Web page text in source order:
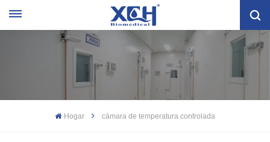
Hogar cámara de temperatura controlada